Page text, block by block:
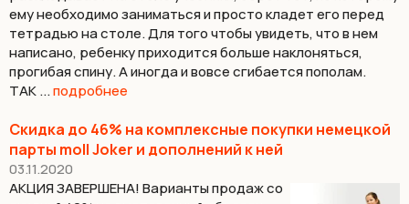
ему необходимо заниматься и просто кладет его перед
тетрадью на столе. Для того чтобы увидеть, что в нем
написано, ребенку приходится больше наклоняться,
прогибая спину. А иногда и вовсе сгибается пополам. ⠀
ТАК ...подробнее
Скидка до 46% на комплексные покупки немецкой
парты moll Joker и дополнений к ней
03.11.2020
АКЦИЯ ЗАВЕРШЕНА! Варианты продаж со